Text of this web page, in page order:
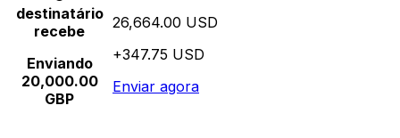
destinatário
recebe
Enviando
20,000.00
GBP
26,664.00 USD
+347.75 USD
Enviar agora